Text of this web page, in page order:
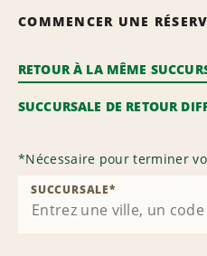
COMMENCER UNE
RETOUR À LA MÊME
SUCCURSALE DE RETOUR
*Nécessaire pour terminer
SUCCURSALE*